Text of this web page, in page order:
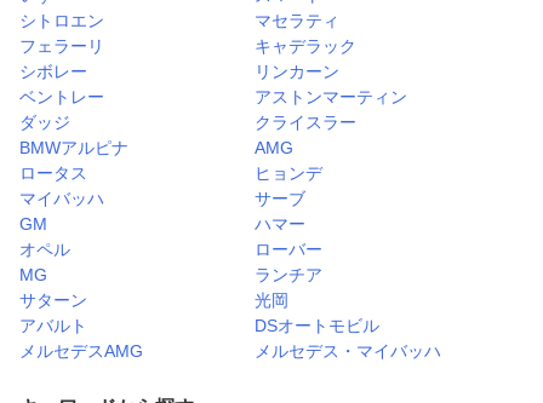
シトロエン
マセラティ
フェラーリ
キャデラック
シボレー
リンカーン
ベントレー
アストンマーティン
ダッジ
クライスラー
BMWアルピナ
AMG
ロータス
ヒョンデ
マイバッハ
サーブ
GM
ハマー
オペル
ローバー
MG
ランチア
サターン
光岡
アバルト
DSオートモビル
メルセデスAMG
メルセデス・マイバッハ